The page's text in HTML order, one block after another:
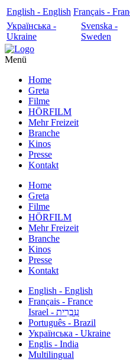
English - English Français -
Українська -
Ukraine
Svenska -
Sweden
Menü
Home
Greta
Filme
HÖRFILM
Mehr Freizeit
Branche
Kinos
Presse
Kontakt
Home
Greta
Filme
HÖRFILM
Mehr Freizeit
Branche
Kinos
Presse
Kontakt
English - English
Français - France
עִבְרִית - Israel
Português - Brazil
Українська - Ukraine
Englis - India
Multilingual